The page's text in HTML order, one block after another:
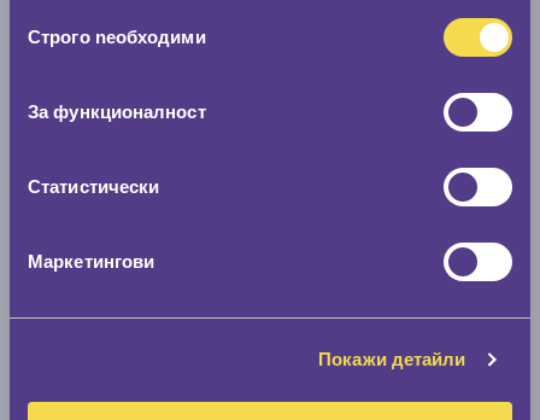
наСтрого nеобходими
За функционалност
Статистически
Маркетингови
Покажи детайли
Скоростомер при 100